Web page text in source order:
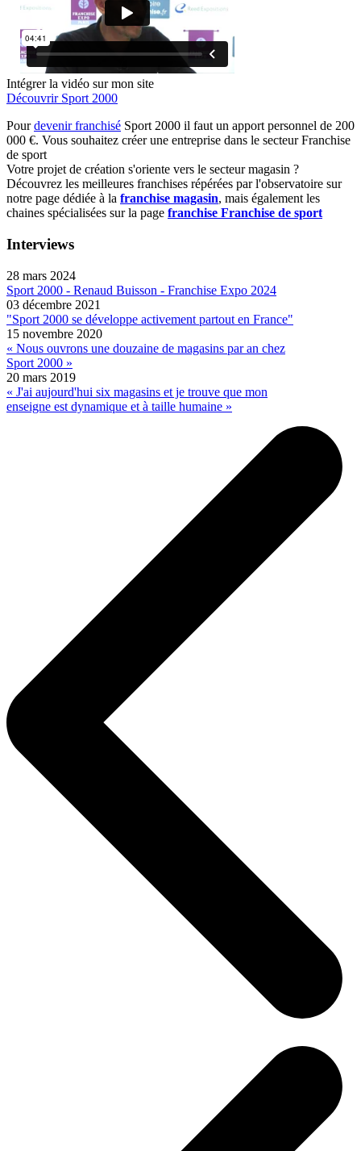
Intégrer la vidéo sur mon site
Découvrir Sport 2000
Pourdevenir franchisé Sport 2000 il faut un apport personnel de 200
000 €. Vous souhaitez créer une entreprise dans le secteur Franchise
de sport
Votre projet de création s'oriente vers le secteur magasin ?
Découvrez les meilleures franchises répérées par l'observatoire sur
notre page dédiée à la franchise magasin, mais également les
chaines spécialisées sur la page franchise Franchise de sport
Interviews
28 mars 2024
Sport 2000 - Renaud Buisson - Franchise Expo 2024
03 décembre 2021
"Sport 2000 se développe activement partout en France"
15 novembre 2020
« Nous ouvrons une douzaine de magasins par an chez
Sport 2000 »
20 mars 2019
« J'ai aujourd'hui six magasins et je trouve que mon
enseigne est dynamique et à taille humaine »